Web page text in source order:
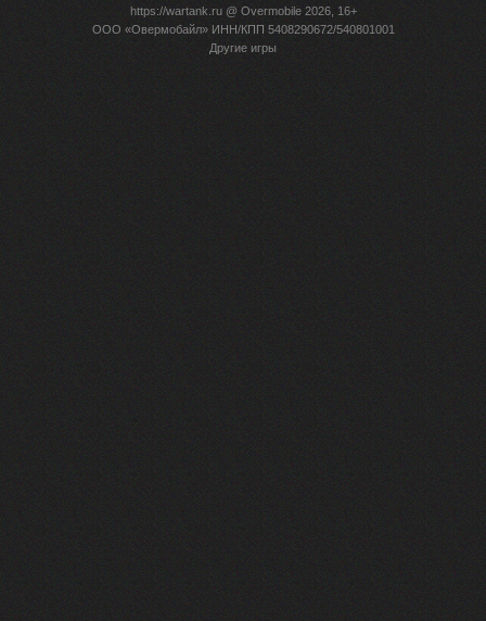
https://wartank.ru@ Overmobile 2026, 16+
ООО «Овермобайл» ИНН/КПП 5408290672/540801001
Другие игры